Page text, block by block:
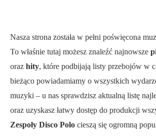
Nasza strona została w pełni poświęcona
To właśnie tutaj możesz znaleźć najnowsze
oraz hity, które podbijają listy przebojów w
bieżąco powiadamiamy o wszystkich
muzyki – u nas sprawdzisz aktualną listę
oraz uzyskasz łatwy dostęp do produkcji
Zespoły Disco Polo cieszą się ogromną